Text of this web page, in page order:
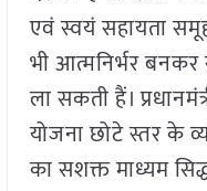
एवं स्वयं सहायता
भी आत्मनिर्भर
ला सकती हैं।
योजना छोटे स्तर के
का सशक्त माध्यम